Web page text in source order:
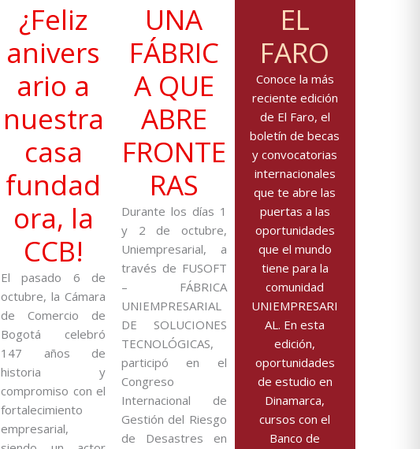
¿Feliz
anivers
ario a
nuestra
casa
fundad
ora, la
CCB!
El pasado 6 de
octubre, la Cámara
de Comercio de
Bogotá celebró
147 años de
historia y
compromiso con el
fortalecimiento
empresarial,
UNA
FÁBRIC
A QUE
ABRE
FRONTE
RAS
Durante los días 1
y 2 de octubre,
Uniempresarial, a
través de FUSOFT
– FÁBRICA
UNIEMPRESARIAL
DE SOLUCIONES
TECNOLÓGICAS,
participó en el
Congreso
Internacional de
Gestión del Riesgo
de Desastres en
EL
FARO
Conoce la más
reciente edición
de El Faro, el
boletín de becas
y convocatorias
internacionales
que te abre las
puertas a las
oportunidades
que el mundo
tiene para la
comunidad
UNIEMPRESARI
AL. En esta
edición,
oportunidades
de estudio en
Dinamarca,
cursos con el
Banco de